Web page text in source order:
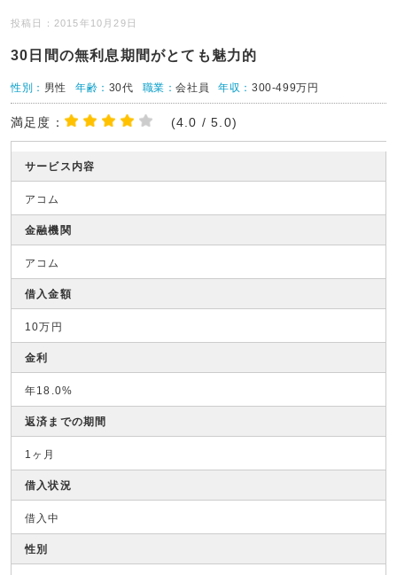
投稿日：2015年10月29日
30日間の無利息期間がとても魅力的
性別： 男性 年齢： 30代 職業：会社員 年収：300-499万円
満足度： (4.0 / 5.0)
サービス内容
アコム
金融機関
アコム
借入金額
10万円
金利
年18.0%
返済までの期間
1ヶ月
借入状況
借入中
性別